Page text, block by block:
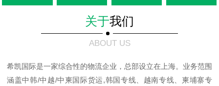
关于我们
ABOUT US
希凯国际是一家综合性的物流企业，总部设立在上海。业务范围
涵盖中韩/中越/中柬国际货运,韩国专线、越南专线、柬埔寨专